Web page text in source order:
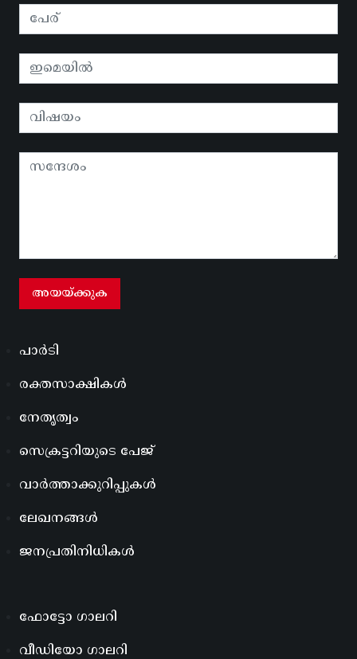
പാർടി
രക്തസാക്ഷികൾ
നേതൃത്വം
സെക്രട്ടറിയുടെ പേജ്
വാർത്താക്കുറിപ്പുകൾ
ലേഖനങ്ങൾ
ജനപ്രതിനിധികൾ
ഫോട്ടോ ഗാലറി
വീഡിയോ ഗാലറി